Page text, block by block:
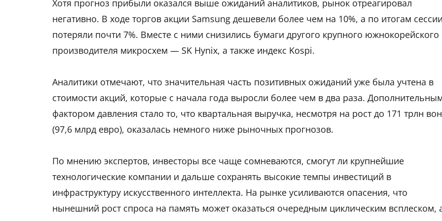
Хотя прогноз прибыли оказался выше ожиданий аналитиков, рынок отреагировал
негативно. В ходе торгов акции Samsung дешевели более чем на 10%, а по итогам сессии
потеряли почти 7%. Вместе с ними снизились бумаги другого крупного южнокорейского
производителя микросхем — SK Hynix, а также индекс Kospi.
Аналитики отмечают, что значительная часть позитивных ожиданий уже была учтена в
стоимости акций, которые с начала года выросли более чем в два раза.
фактором давления стало то, что квартальная выручка, несмотря на рост до 171 трлн вон
(97,6 млрд евро), оказалась немного ниже рыночных прогнозов.
По мнению экспертов, инвесторы все чаще сомневаются, смогут ли крупнейшие
технологические компании и дальше сохранять высокие темпы инвестиций в
инфраструктуру искусственного интеллекта. На рынке усиливаются опасения, что
нынешний рост спроса на память может оказаться очередным циклическим всплеском,